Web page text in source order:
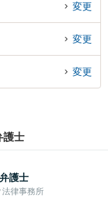
変更
変更
変更
護士
弁護士
律事務所